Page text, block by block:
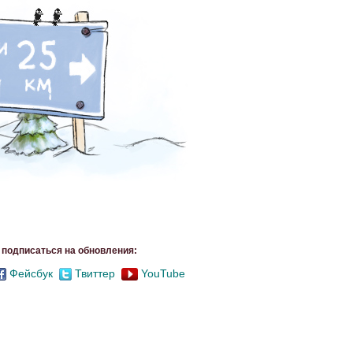
подписаться на обновления:
Фейсбук Твиттер YouTube